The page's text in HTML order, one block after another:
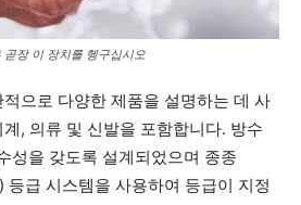
곧장이 장치를 헹구십시오
으로 다양한 제품을 설명하는 데 사
, 의류 및 신발을 포함합니다. 방수
성을 갖도록 설계되었으며 종종
급 시스템을 사용하여 등급이 지정